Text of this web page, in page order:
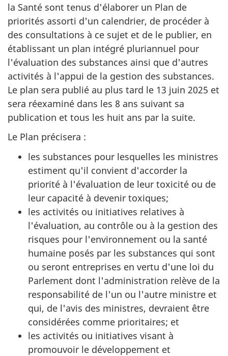
la Santé sont tenus d'élaborer un Plan de
priorités assorti d'un calendrier, de procéder à
des consultations à ce sujet et de le publier, en
établissant un plan intégré pluriannuel pour
l'évaluation des substances ainsi que d'autres
activités à l'appui de la gestion des substances.
Le plan sera publié au plus tard le 13 juin 2025 et
sera réexaminé dans les 8 ans suivant sa
publication et tous les huit ans par la suite.
Le Plan précisera :
les substances pour lesquelles les ministres
estiment qu'il convient d'accorder la
priorité à l'évaluation de leur toxicité ou de
leur capacité à devenir toxiques;
les activités ou initiatives relatives à
l'évaluation, au contrôle ou à la gestion des
risques pour l'environnement ou la santé
humaine posés par les substances qui sont
ou seront entreprises en vertu d'une loi du
Parlement dont l'administration relève de la
responsabilité de l'un ou l'autre ministre et
qui, de l'avis des ministres, devraient être
considérées comme prioritaires; et
les activités ou initiatives visant à
promouvoir le développement et